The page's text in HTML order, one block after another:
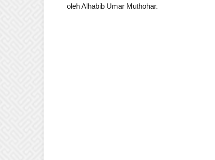
oleh Alhabib Umar Muthohar.